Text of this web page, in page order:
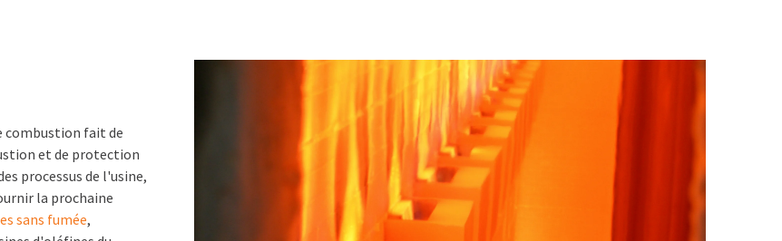
combustion fait de
et de protection
processus de l'usine,
la prochaine
sans fumée,